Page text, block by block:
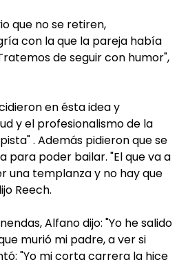
que no se retiren,
con la que la pareja había
de seguir con humor",
en ésta idea y
y el profesionalismo de la
. Además pidieron que se
para poder bailar. "El que va a
una templanza y no hay que
Reech.
Alfano dijo: "Yo he salido
murió mi padre, a ver si
"Yo mi corta carrera la hice